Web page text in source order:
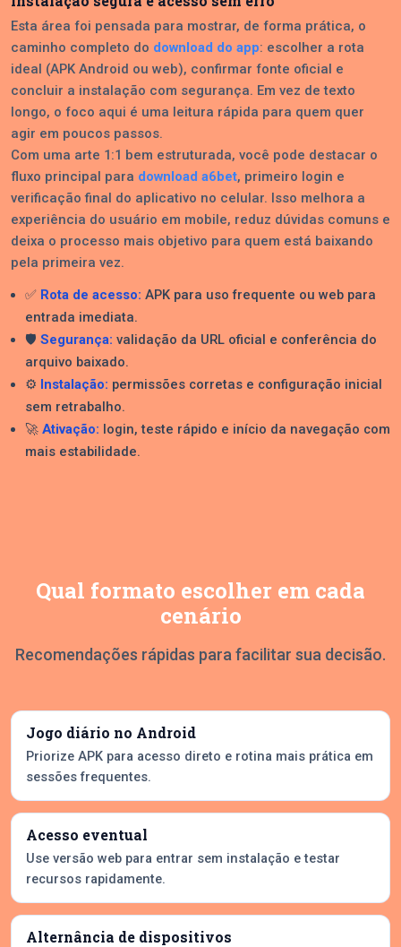
Esta área foi pensada para mostrar, de forma prática, o
caminho completo do download do app: escolher a rota
ideal (APK Android ou web), confirmar fonte oficial e
concluir a instalação com segurança. Em vez de texto
longo, o foco aqui é uma leitura rápida para quem quer
agir em poucos passos.
Com uma arte 1:1 bem estruturada, você pode destacar o
fluxo principal para download a6bet, primeiro login e
verificação final do aplicativo no celular. Isso melhora a
experiência do usuário em mobile, reduz dúvidas comuns e
deixa o processo mais objetivo para quem está baixando
pela primeira vez.
✅ Rota de acesso: APK para uso frequente ou web para
entrada imediata.
🛡️ Segurança: validação da URL oficial e conferência do
arquivo baixado.
⚙️ Instalação: permissões corretas e configuração inicial
sem retrabalho.
🚀 Ativação: login, teste rápido e início da navegação com
mais estabilidade.
Qual formato escolher em cada
cenário
Recomendações rápidas para facilitar sua decisão.
Jogo diário no Android
Priorize APK para acesso direto e rotina mais prática em
sessões frequentes.
Acesso eventual
Use versão web para entrar sem instalação e testar
recursos rapidamente.
Alternância de dispositivos